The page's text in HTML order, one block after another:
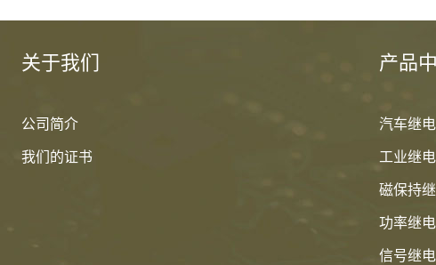
关于我们
公司简介
我们的证书
产品
汽车继
工业继
磁保持
功率继
信号继